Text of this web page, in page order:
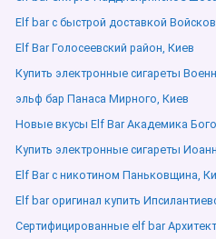
Elf bar с быстрой доставкой
Elf Bar Голосеевский район, Киев
Купить электронные сигареты
эльф бар Панаса Мирного, Киев
Новые вкусы Elf Bar Академика
Купить электронные сигареты
Elf Bar с никотином Паньковщина,
Elf bar оригинал купить
Сертифицированные elf bar